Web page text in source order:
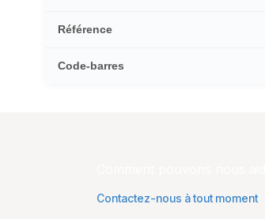
Référence
Code-barres
Comment pouvons nous
Contactez-nous à tout moment